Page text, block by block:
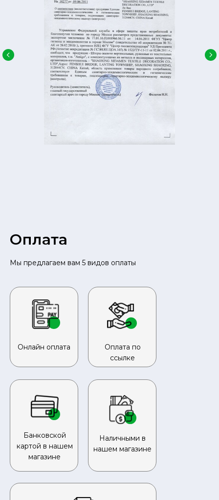
Оплата
Мы предлагаем вам 5 видов оплаты
Онлайн оплата
Оплата по
ссылке
Наличными в
нашем магазине
Банковской
картой в нашем
магазине